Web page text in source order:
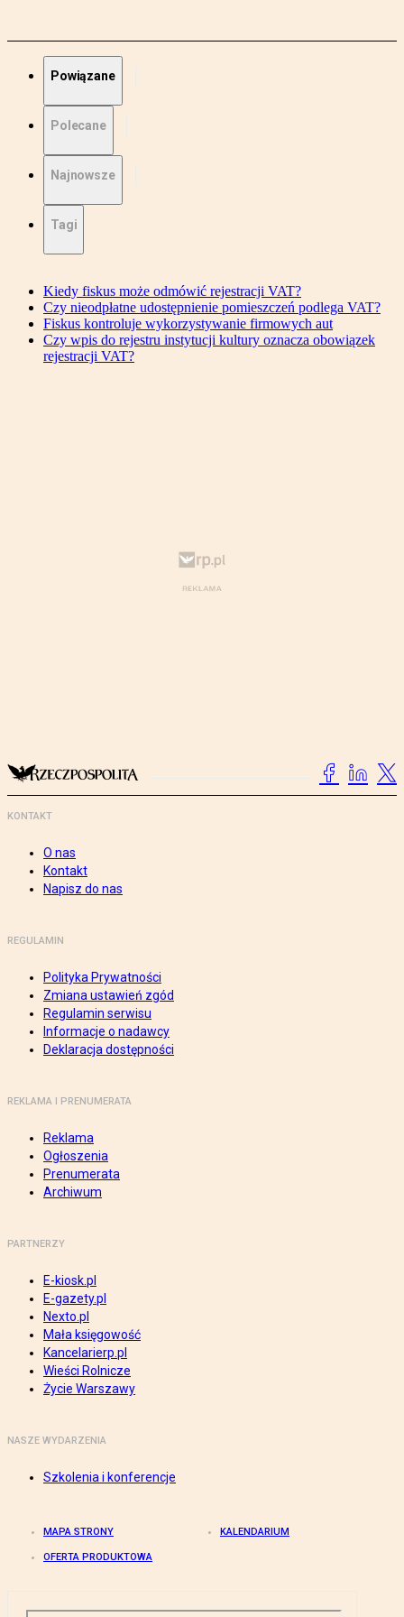
Powiązane
Polecane
Najnowsze
Tagi
Kiedy fiskus może odmówić rejestracji VAT?
Czy nieodpłatne udostępnienie pomieszczeń podlega VAT?
Fiskus kontroluje wykorzystywanie firmowych aut
Czy wpis do rejestru instytucji kultury oznacza obowiązek
rejestracji VAT?
KONTAKT
O nas
Kontakt
Napisz do nas
REGULAMIN
Polityka Prywatności
Zmiana ustawień zgód
Regulamin serwisu
Informacje o nadawcy
Deklaracja dostępności
REKLAMA I PRENUMERATA
Reklama
Ogłoszenia
Prenumerata
Archiwum
PARTNERZY
E-kiosk.pl
E-gazety.pl
Nexto.pl
Mała księgowość
Kancelarierp.pl
Wieści Rolnicze
Życie Warszawy
NASZE WYDARZENIA
Szkolenia i konferencje
MAPA STRONY KALENDARIUM
OFERTA PRODUKTOWA